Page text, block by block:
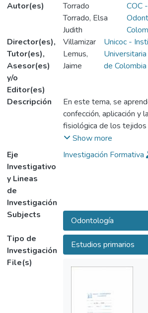
Autor(es)
Torrado
Torrado, Elsa
Judith
COC
Director(es),
Tutor(es),
Asesor(es)
y/o
Editor(es)
Villamizar
Lemus,
Jaime
Unicoc -
de Colombia
Descripción
En este tema, se
confección, aplicación y
fisiológica de los
complejidad que lleva la
simplificada, donde
membranas, la
Gracias a esta parte de
da calidad de vida al
y bienestar.
Show more
Eje
Investigativo
y Lineas
de
Investigación
Investigación Formativa
Subjects
Odontología
Tipo de
Investigación
Estudios primarios
File(s)